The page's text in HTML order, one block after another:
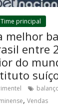
Time principal
melhor
entre
do
,Vendas